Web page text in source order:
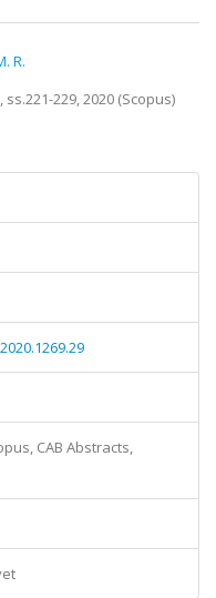
R.
ss.221-229, 2020 (Scopus)
CAB Abstracts,